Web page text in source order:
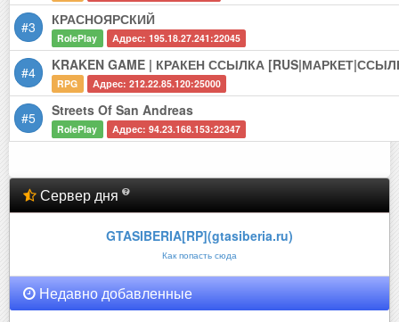
#3 КРАСНОЯРСКИЙ
RolePlay Адрес: 195.18.27.241:22045
#4 KRAKEN GAME | КРАКЕН ССЫЛКА
RPG Адрес: 212.22.85.120:25000
#5 Streets Of San Andreas
RolePlay Адрес: 94.23.168.153:22347
Сервер дня
GTASIBERIA[RP](gtasiberia.ru)
Как попасть сюда
Недавно добавленные